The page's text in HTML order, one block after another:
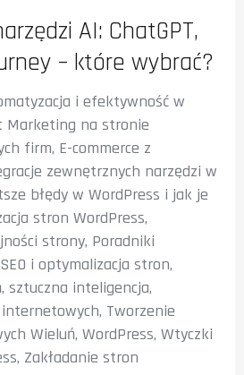
AI: ChatGPT,
– które wybrać?
i efektywność w
Marketing na stronie
firm, E-commerce z
zewnętrznych narzędzi w
błędy w WordPress i jak je
stron WordPress,
strony, Poradniki
SEO i optymalizacja stron,
,sztuczna inteligencja,
, Tworzenie
Wieluń,WordPress,Wtyczki
, Zakładanie stron